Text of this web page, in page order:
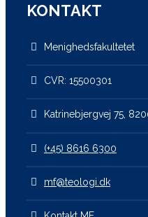
KONTAKT
Menighedsfakultetet
CVR: 15500301
Katrinebjergvej 75,
(+45) 8616 6300
mf@teologi.dk